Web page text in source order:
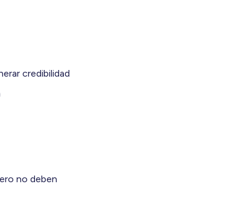
credibilidad
no deben